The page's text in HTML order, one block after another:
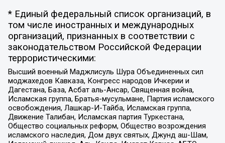
* Единый федеральный список организаций, в
том числе иностранных и международных
организаций, признанных в соответствии с
законодательством Российской Федерации
террористическими:
Высший военный Маджлисуль Шура Объединенных сил
моджахедов Кавказа, Конгресс народов Ичкерии и
Дагестана, База, Асбат аль-Ансар, Священная война,
Исламская группа, Братья-мусульмане, Партия исламского
освобождения, Лашкар-И-Тайба, Исламская группа,
Движение Талибан, Исламская партия Туркестана,
Общество социальных реформ, Общество возрождения
исламского наследия, Дом двух святых, Джунд аш-Шам,